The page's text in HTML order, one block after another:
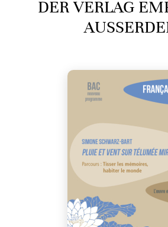
DER VERLAG
AUSSERDEM